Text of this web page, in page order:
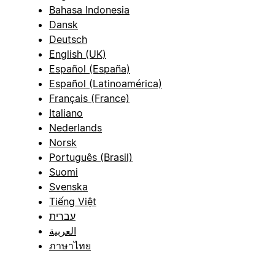
Bahasa Indonesia
Dansk
Deutsch
English (UK)
Español (España)
Español (Latinoamérica)
Français (France)
Italiano
Nederlands
Norsk
Português (Brasil)
Suomi
Svenska
Tiếng Việt
עברית
العربية
ภาษาไทย